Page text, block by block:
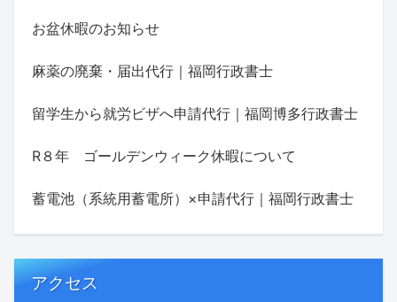
お盆休暇のお知らせ
麻薬の廃棄・届出代行｜福岡行政書士
留学生から就労ビザへ申請代行｜福岡博多行政書士
R８年 ゴールデンウィーク休暇について
蓄電池（系統用蓄電所）×申請代行｜福岡行政書士
アクセス